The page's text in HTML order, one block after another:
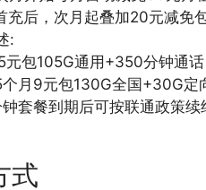
充后，次月起叠加20元减免
:
元包105G通用+350分钟通话
月9元包130G全国+30G
套餐到期后可按联通政策
式